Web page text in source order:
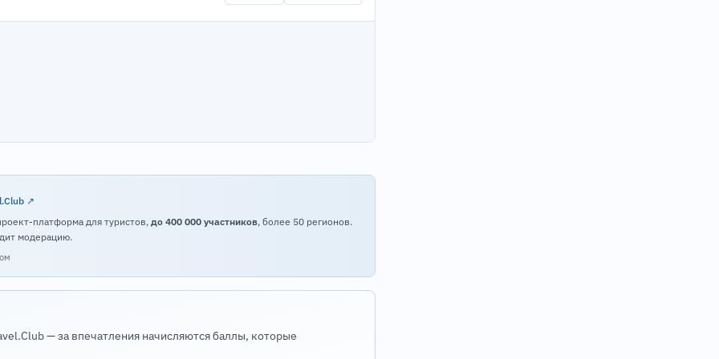
↗
платформа для туристов, до 400 000 участников, более 50 регионов.
модерацию.
— за впечатления начисляются баллы, которые